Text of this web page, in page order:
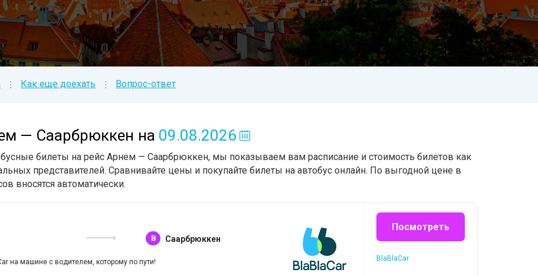
⁝ Как еще доехать ⁝ Вопрос-ответ
— Саарбрюккен на 09.08.2026
билеты на рейс Арнем — Саарбрюккен, мы показываем вам расписание и стоимость билетов как
представителей. Сравнивайте цены и покупайте билеты на автобус онлайн. По выгодной цене в
вносятся автоматически.
B Саарбрюккен
на машине с водителем, которому по пути!
Посмотреть
BlaBlaCar